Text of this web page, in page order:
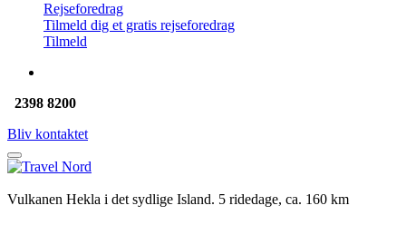
Rejseforedrag
Tilmeld dig et gratis rejseforedrag
Tilmeld
2398 8200
Bliv kontaktet
Vulkanen Hekla i det sydlige Island. 5 ridedage, ca. 160 km